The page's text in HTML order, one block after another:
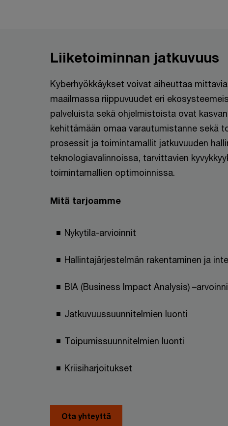
Liiketoiminnan jatkuvuus
Kyberhyökkäykset voivat aiheuttaa
maailmassa riippuvuudet eri
palveluista sekä ohjelmistoista ovat
kehittämään omaa varautumistanne sekä
prosessit ja toimintamallit jatkuvuuden
teknologiavalinnoissa, tarvittavien
toimintamallien optimoinnissa.
Mitä tarjoamme
Nykytila-arvioinnit
Hallintajärjestelmän rakentaminen ja
BIA (Business Impact Analysis)
Jatkuvuussuunnitelmien luonti
Toipumissuunnitelmien luonti
Kriisiharjoitukset
Ota yhteyttä